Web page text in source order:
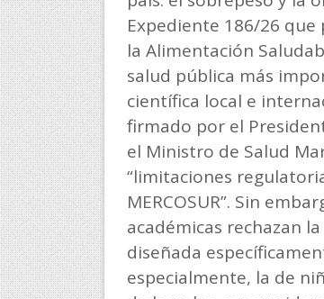
Expediente 186/26
la Alimentación
salud pública más
científica local e
firmado por el
el Ministro de Salud
“limitaciones
MERCOSUR”. Sin
académicas rechazan
diseñada
especialmente, la de